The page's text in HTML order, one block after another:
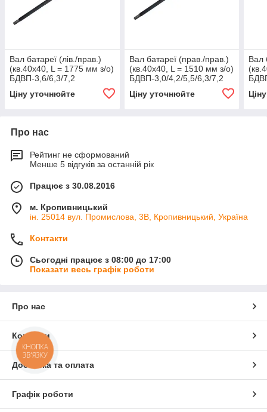
Вал батареї (лів./прав.)
(кв.40х40, L = 1775 мм з/о)
БДВП-3,6/6,3/7,2
Ціну уточнюйте
Вал батареї (прав./прав.)
(кв.40х40, L = 1510 мм з/о)
БДВП-3,0/4,2/5,5/6,3/7,2
'Червонянський агромаш'
Ціну уточнюйте
Вал
Про нас
Рейтинг не сформований
Менше 5 відгуків за останній рік
Працює з 30.08.2016
м. Кропивницький
ін. 25014 вул. Промислова, 3В, Кропивницький, Україна
Контакти
Сьогодні працює з 08:00 до 17:00
Показати весь графік роботи
Про нас
Контакти
Доставка та оплата
Графік роботи
КНОПКА
ЗВ'ЯЗКУ